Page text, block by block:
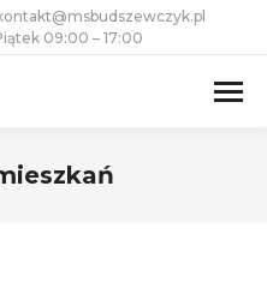
09:00 – 17:00